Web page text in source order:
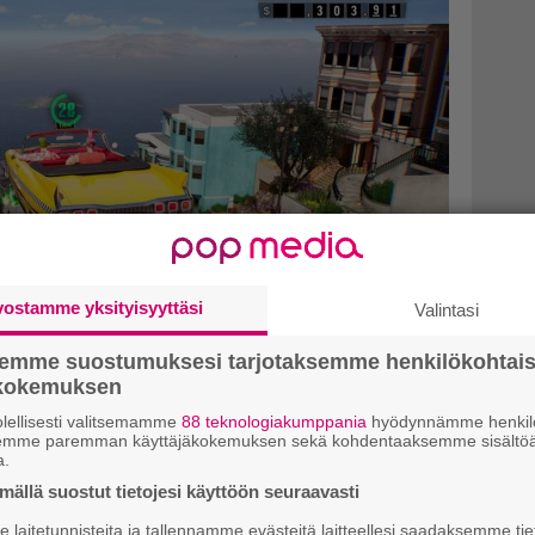
Tour -kaahailun suljettu
ilmoittautuminen on
yksityisyyttäsi Valintasi
suostumuksesi tarjotaksemme
valitsemamme 88 teknologiakumppania hyödynnämme
paremman käyttäjäkokemuksen sekä kohdentaaksemme
suostut tietojesi käyttöön seuraavasti
laitetunnisteita ja tallennamme evästeitä laitteellesi saadaksemme